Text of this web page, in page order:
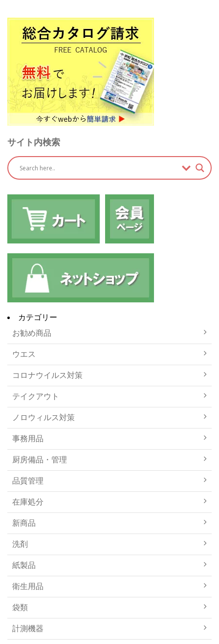
サイト内検索
カテゴリー
お勧め商品
ウエス
コロナウイルス対策
テイクアウト
ノロウィルス対策
事務用品
厨房備品・管理
品質管理
在庫処分
新商品
洗剤
紙製品
衛生用品
袋類
計測機器